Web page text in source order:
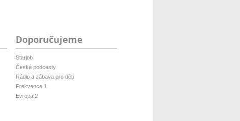
Doporučujeme
Starjob
České podcasty
Rádio a zábava pro děti
Frekvence 1
Evropa 2